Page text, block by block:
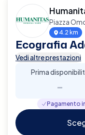
Piazza
4.2 km
Ecografia
Vedi altre prestazioni
Prima
-
Pagamento